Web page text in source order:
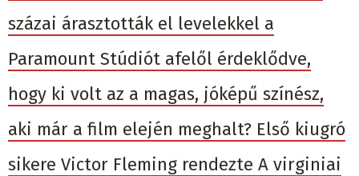
százai árasztották el levelekkel a
Paramount Stúdiót afelől érdeklődve,
hogy ki volt az a magas, jóképű színész,
aki már a film elején meghalt? Első kiugró
sikere Victor Fleming rendezte A virginiai